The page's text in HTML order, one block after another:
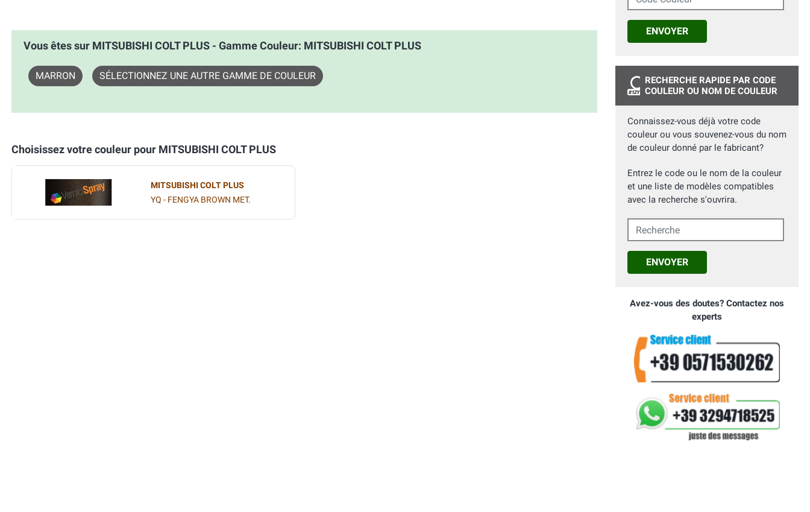
Vous êtes sur MITSUBISHI COLT PLUS - Gamme Couleur: MITSUBISHI COLT PLUS
MARRON SÉLECTIONNEZ UNE AUTRE GAMME DE COULEUR
Choisissez votre couleur pour MITSUBISHI COLT PLUS
MITSUBISHI COLT PLUS
YQ - FENGYA BROWN MET.
ENVOYER
RECHERCHE RAPIDE PAR CODE
COULEUR OU NOM DE COULEUR
Connaissez-vous déjà votre code
couleur ou vous souvenez-vous du nom
de couleur donné par le fabricant?
Entrez le code ou le nom de la couleur
et une liste de modèles compatibles
avec la recherche s'ouvrira.
Recherche
ENVOYER
Avez-vous des doutes? Contactez nos
experts